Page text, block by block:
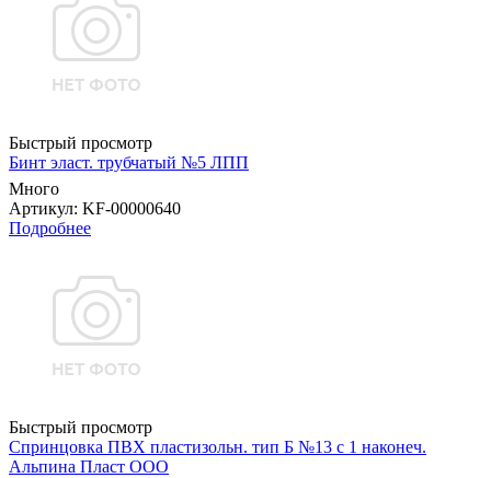
Быстрый просмотр
Бинт эласт. трубчатый №5 ЛПП
Много
Артикул: KF-00000640
Подробнее
Быстрый просмотр
Спринцовка ПВХ пластизольн. тип Б №13 с 1 наконеч.
Альпина Пласт ООО